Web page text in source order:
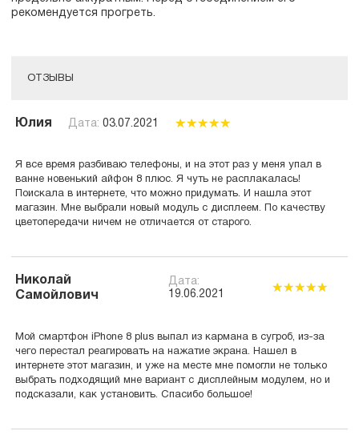
рекомендуется прогреть.
ОТЗЫВЫ
Юлия Дата: 03.07.2021
Я все время разбиваю телефоны, и на этот раз у меня упал в
ванне новенький айфон 8 плюс. Я чуть не расплакалась!
Поискала в интернете, что можно придумать. И нашла этот
магазин. Мне выбрали новый модуль с дисплеем. По качеству
цветопередачи ничем не отличается от старого.
Николай
Самойлович
Дата:
19.06.2021
Мой смартфон iPhone 8 plus выпал из кармана в сугроб, из-за
чего перестал реагировать на нажатие экрана. Нашел в
интернете этот магазин, и уже на месте мне помогли не только
выбрать подходящий мне вариант с дисплейным модулем, но и
подсказали, как установить. Спасибо большое!